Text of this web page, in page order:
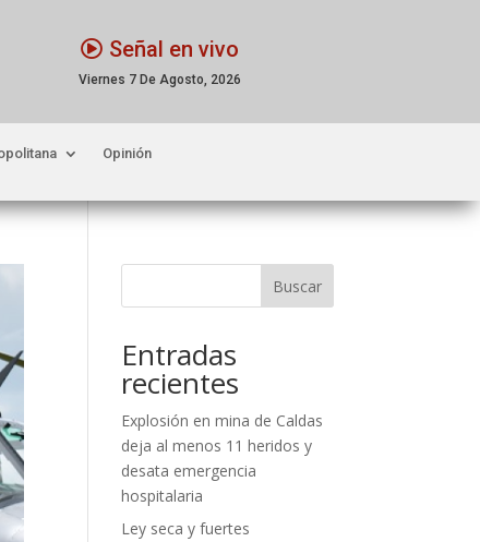
Señal en vivo
Viernes 7 De Agosto, 2026
Opinión
Buscar
Entradas
recientes
Explosión en mina de Caldas
deja al menos 11 heridos y
desata emergencia
hospitalaria
Ley seca y fuertes